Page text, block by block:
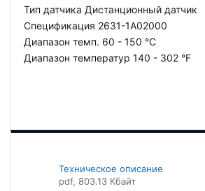
Тип датчика Дистанционный датчик
Спецификация 2631-1A02000
Диапазон темп. 60 - 150 °C
Диапазон температур 140 - 302 °F
Техническое описание
pdf, 803.13 Кбайт